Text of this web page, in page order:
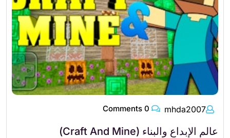
mhda2007
عالم الإبداع والبناء (Craft And Mine)